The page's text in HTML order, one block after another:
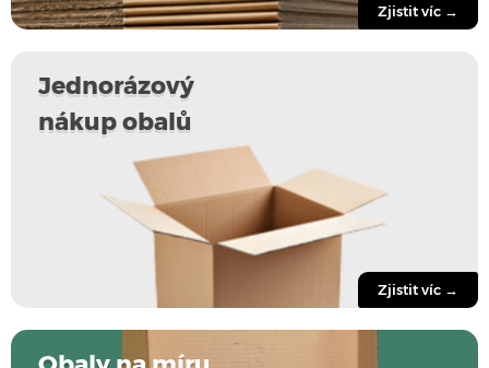
Zjistit víc →
Jednorázový
nákup obalů
Zjistit víc →